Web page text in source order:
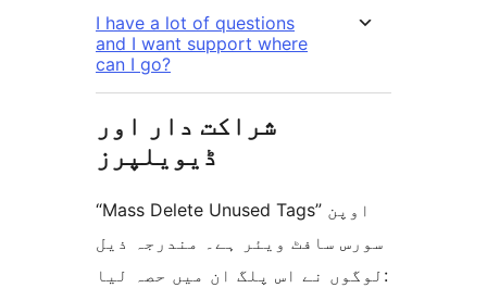
I have a lot of questions
and I want support where
can I go?
شراکت دار اور
ڈیویلپرز
“Mass Delete Unused Tags” اوپن
سورس سافٹ ویئر ہے۔ مندرجہ ذیل
لوگوں نے اس پلگ ان میں حصہ لیا: